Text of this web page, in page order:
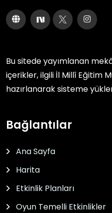
Bu sitede yayımlanan
içerikler, ilgili İl Millî Eğitim
hazırlanarak sisteme
Bağlantılar
Ana Sayfa
Harita
Etkinlik Planları
Oyun Temelli Etkinlikler